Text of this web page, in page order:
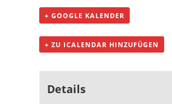
+ GOOGLE KALENDER
+ ZU ICALENDAR HINZUFÜGEN
Details